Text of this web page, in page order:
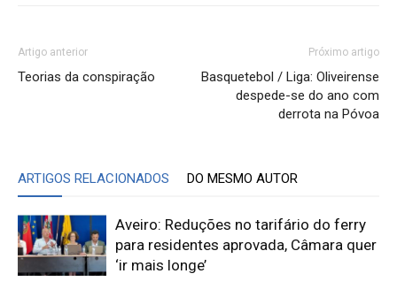
Artigo anterior
Teorias da conspiração
Próximo artigo
Basquetebol / Liga: Oliveirense
despede-se do ano com
derrota na Póvoa
ARTIGOS RELACIONADOS DO MESMO AUTOR
Aveiro: Reduções no tarifário do ferry
para residentes aprovada, Câmara quer
‘ir mais longe’